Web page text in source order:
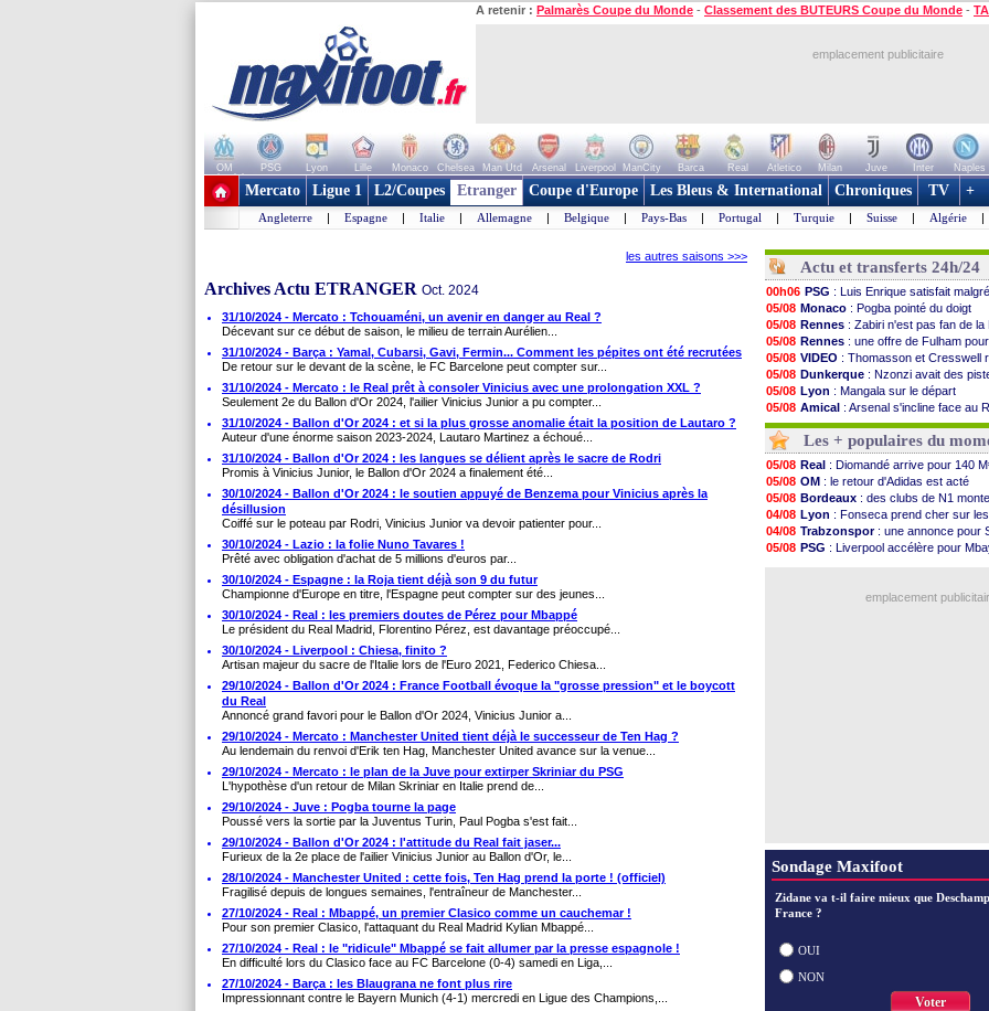
A retenir : Palmarès Coupe du Monde - Classement des BUTEURS Coupe du Monde -
emplacement publicitaire
OM PSG Lyon Lille Monaco Chelsea Man Utd Arsenal Liverpool ManCity Barca Real Atletico Milan Juve Inter Naples
+ de clubs
Mercato Ligue 1 L2/Coupes Etranger Coupe d'Europe Les Bleus & International Chroniques TV +
Angleterre | Espagne | Italie | Allemagne | Belgique | Pays-Bas | Portugal | Turquie | Suisse | Algérie |
les autres saisons >>>
Archives Actu ETRANGER Oct. 2024
31/10/2024 - Mercato : Tchouaméni, un avenir en danger au Real ?
Décevant sur ce début de saison, le milieu de terrain Aurélien...
31/10/2024 - Barça : Yamal, Cubarsi, Gavi, Fermin... Comment les pépites ont été recrutées
De retour sur le devant de la scène, le FC Barcelone peut compter sur...
31/10/2024 - Mercato : le Real prêt à consoler Vinicius avec une prolongation XXL ?
Seulement 2e du Ballon d'Or 2024, l'ailier Vinicius Junior a pu compter...
31/10/2024 - Ballon d'Or 2024 : et si la plus grosse anomalie était la position de Lautaro ?
Auteur d'une énorme saison 2023-2024, Lautaro Martinez a échoué...
31/10/2024 - Ballon d'Or 2024 : les langues se délient après le sacre de Rodri
Promis à Vinicius Junior, le Ballon d'Or 2024 a finalement été...
30/10/2024 - Ballon d'Or 2024 : le soutien appuyé de Benzema pour Vinicius après la
désillusion
Coiffé sur le poteau par Rodri, Vinicius Junior va devoir patienter pour...
30/10/2024 - Lazio : la folie Nuno Tavares !
Prêté avec obligation d'achat de 5 millions d'euros par...
30/10/2024 - Espagne : la Roja tient déjà son 9 du futur
Championne d'Europe en titre, l'Espagne peut compter sur des jeunes...
30/10/2024 - Real : les premiers doutes de Pérez pour Mbappé
Le président du Real Madrid, Florentino Pérez, est davantage préoccupé...
30/10/2024 - Liverpool : Chiesa, finito ?
Artisan majeur du sacre de l'Italie lors de l'Euro 2021, Federico Chiesa...
29/10/2024 - Ballon d'Or 2024 : France Football évoque la "grosse pression" et le boycott
du Real
Annoncé grand favori pour le Ballon d'Or 2024, Vinicius Junior a...
29/10/2024 - Mercato : Manchester United tient déjà le successeur de Ten Hag ?
Au lendemain du renvoi d'Erik ten Hag, Manchester United avance sur la venue...
29/10/2024 - Mercato : le plan de la Juve pour extirper Skriniar du PSG
L'hypothèse d'un retour de Milan Skriniar en Italie prend de...
29/10/2024 - Juve : Pogba tourne la page
Poussé vers la sortie par la Juventus Turin, Paul Pogba s'est fait...
29/10/2024 - Ballon d'Or 2024 : l'attitude du Real fait jaser...
Furieux de la 2e place de l'ailier Vinicius Junior au Ballon d'Or, le...
28/10/2024 - Manchester United : cette fois, Ten Hag prend la porte ! (officiel)
Fragilisé depuis de longues semaines, l'entraîneur de Manchester...
27/10/2024 - Real : Mbappé, un premier Clasico comme un cauchemar !
Pour son premier Clasico, l'attaquant du Real Madrid Kylian Mbappé...
27/10/2024 - Real : le "ridicule" Mbappé se fait allumer par la presse espagnole !
En difficulté lors du Clasico face au FC Barcelone (0-4) samedi en Liga,...
27/10/2024 - Barça : les Blaugrana ne font plus rire
Impressionnant contre le Bayern Munich (4-1) mercredi en Ligue des Champions,...
Actu et transferts 24h/24
00h06 PSG : Luis Enrique satisfait
05/08 Monaco : Pogba pointé du doigt
05/08 Rennes : Zabiri n'est pas fan de la
05/08 Rennes : une offre de Fulham
05/08 VIDEO : Thomasson et Cresswell
05/08 Dunkerque : Nzonzi avait des
05/08 Lyon : Mangala sur le départ
05/08 Amical : Arsenal s'incline face au
05/08 Amical: lourde défaite pour le PSG
05/08
Man City: Maresca flou pour
05/08 LdC: Fenerbahçe prend une belle
05/08 Al-Diriyah: Mbemba arrive libre
05/08 Atletico: le plan d'Alvarez à son
05/08 Amical: premier succès pour
05/08 VIDEO: le joli but de Greenwood
05/08 CdM 2030: une promesse
05/08 PSG : la compo pour le premier
: l'OM domine Al-Shahaniya
Les + populaires du
05/08 Real : Diomandé arrive pour 140
05/08 OM : le retour d'Adidas est acté
05/08 Bordeaux : des clubs de N1
04/08 Lyon : Fonseca prend cher sur
04/08 Trabzonspor : une annonce pour
05/08 PSG : Liverpool accélère pour
emplacement
Sondage Maxifoot
Zidane va t-il faire mieux que
France ?
OUI
NON
Voter